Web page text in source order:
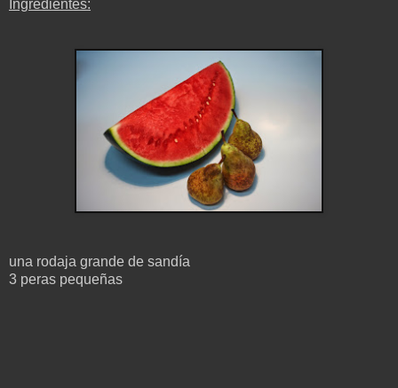
Ingredientes:
una rodaja grande de sandía
3 peras pequeñas